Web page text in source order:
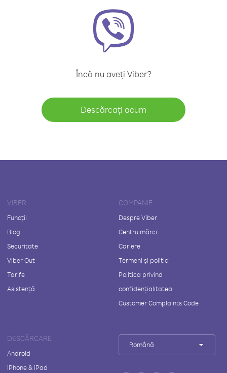
Încă nu aveți Viber?
Descărcați acum
VIBER
Funcții
Blog
Securitate
Viber Out
Tarife
Asistență
COMPANIE
Despre Viber
Centru mărci
Cariere
Termeni și politici
Politica privind
confidențialitatea
Customer Complaints Code
DESCĂRCARE
Android
iPhone & iPad
Română